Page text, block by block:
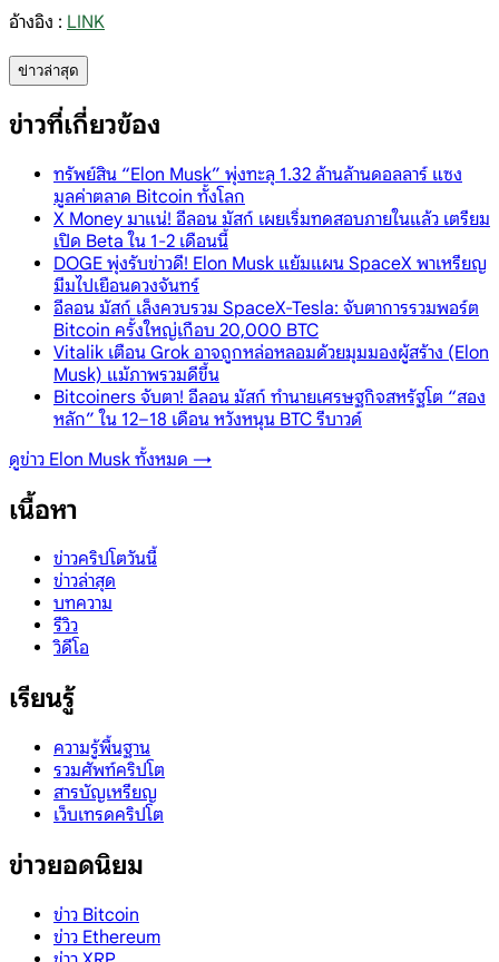
อ้างอิง : LINK
ข่าวล่าสุด
ข่าวที่เกี่ยวข้อง
ทรัพย์สิน “Elon Musk” พุ่งทะลุ 1.32 ล้านล้านดอลลาร์ แซง
มูลค่าตลาด Bitcoin ทั้งโลก
X Money มาแน่! อีลอน มัสก์ เผยเริ่มทดสอบภายในแล้ว เตรียม
เปิด Beta ใน 1-2 เดือนนี้
DOGE พุ่งรับข่าวดี! Elon Musk แย้มแผน SpaceX พาเหรียญ
มีมไปเยือนดวงจันทร์
อีลอน มัสก์ เล็งควบรวม SpaceX-Tesla: จับตาการรวมพอร์ต
Bitcoin ครั้งใหญ่เกือบ 20,000 BTC
Vitalik เตือน Grok อาจถูกหล่อหลอมด้วยมุมมองผู้สร้าง (Elon
Musk) แม้ภาพรวมดีขึ้น
Bitcoiners จับตา! อีลอน มัสก์ ทำนายเศรษฐกิจสหรัฐโต “สอง
หลัก” ใน 12–18 เดือน หวังหนุน BTC รีบาวด์
ดูข่าว Elon Musk ทั้งหมด →
เนื้อหา
ข่าวคริปโตวันนี้
ข่าวล่าสุด
บทความ
รีวิว
วิดีโอ
เรียนรู้
ความรู้พื้นฐาน
รวมศัพท์คริปโต
สารบัญเหรียญ
เว็บเทรดคริปโต
ข่าวยอดนิยม
ข่าว Bitcoin
ข่าว Ethereum